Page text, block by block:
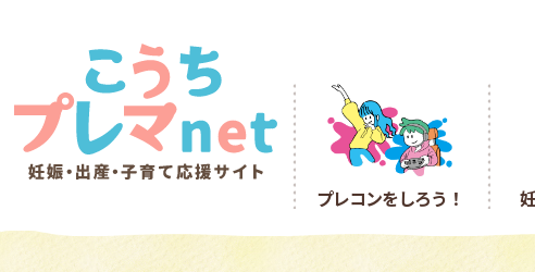
プレコンをしろう！